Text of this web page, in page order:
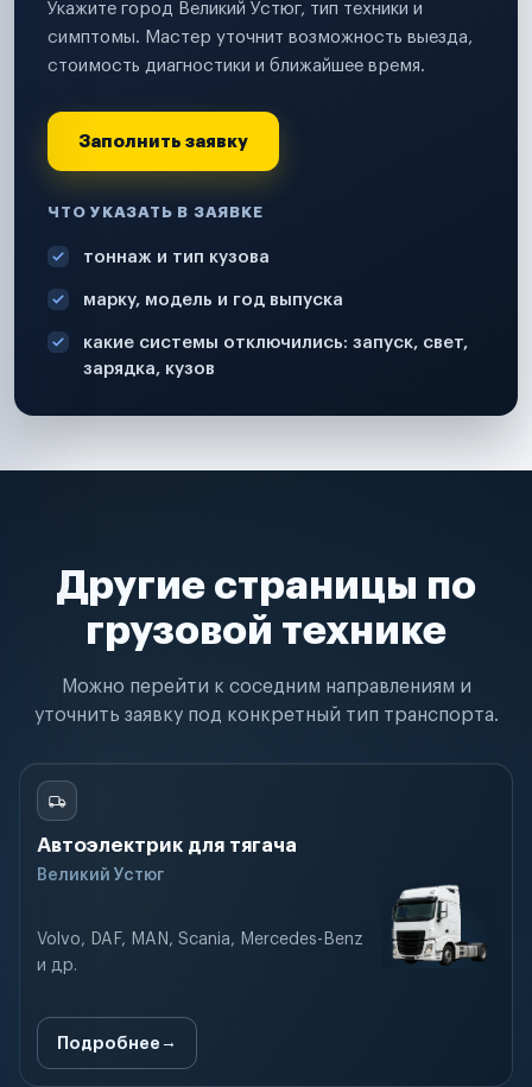
Укажите город Великий Устюг, тип техники и
симптомы. Мастер уточнит возможность выезда,
стоимость диагностики и ближайшее время.
Заполнить заявку
ЧТО УКАЗАТЬ В ЗАЯВКЕ
тоннаж и тип кузова
марку, модель и год выпуска
какие системы отключились: запуск, свет,
зарядка, кузов
Другие страницы по
грузовой технике
Можно перейти к соседним направлениям и
уточнить заявку под конкретный тип транспорта.
Автоэлектрик для тягача
Великий Устюг
Volvo, DAF, MAN, Scania, Mercedes-Benz
и др.
Подробнее